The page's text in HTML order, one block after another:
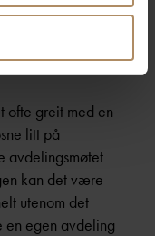
160 stk i
og Ankersalen
mindre grupper
ofte greit med en
litt på
avdelingsmøtet
kan det være
utenom det
egen avdeling